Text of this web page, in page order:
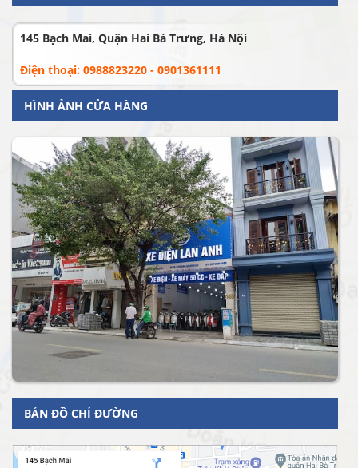
145 Bạch Mai, Quận Hai Bà Trưng, Hà Nội
Điện thoại: 0988823220 - 0901361111
HÌNH ẢNH CỬA HÀNG
BẢN ĐỒ CHỈ ĐƯỜNG